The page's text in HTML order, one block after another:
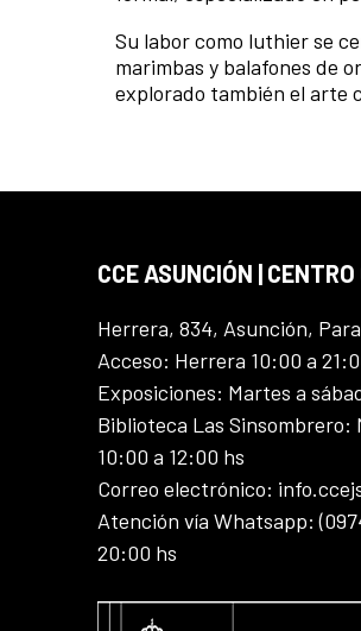
Su labor como luthier se
marimbas y balafones de
explorado también el arte
CCE ASUNCIÓN |
Herrera, 834, Asunción,
Acceso: Herrera 10:00 a
Exposiciones: Martes a
Biblioteca Las Sinsombrero:
10:00 a 12:00 hs
Correo electrónico:
Atención vía Whatsapp:
20:00 hs